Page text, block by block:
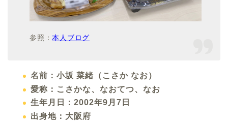
参照：本人ブログ
名前：小坂 菜緒（こさか なお）
愛称：こさかな、なおてつ、なお
生年月日：2002年9月7日
出身地：大阪府